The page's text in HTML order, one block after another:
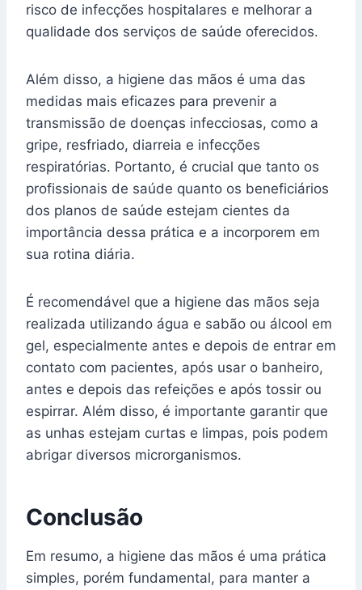
risco de infecções hospitalares e melhorar a
qualidade dos serviços de saúde oferecidos.
Além disso, a higiene das mãos é uma das
medidas mais eficazes para prevenir a
transmissão de doenças infecciosas, como a
gripe, resfriado, diarreia e infecções
respiratórias. Portanto, é crucial que tanto os
profissionais de saúde quanto os beneficiários
dos planos de saúde estejam cientes da
importância dessa prática e a incorporem em
sua rotina diária.
É recomendável que a higiene das mãos seja
realizada utilizando água e sabão ou álcool em
gel, especialmente antes e depois de entrar em
contato com pacientes, após usar o banheiro,
antes e depois das refeições e após tossir ou
espirrar. Além disso, é importante garantir que
as unhas estejam curtas e limpas, pois podem
abrigar diversos microrganismos.
Conclusão
Em resumo, a higiene das mãos é uma prática
simples, porém fundamental, para manter a